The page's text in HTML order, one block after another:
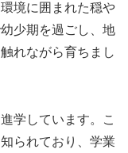
境に囲まれた穏や
少期を過ごし、地
れながら育ちまし
学しています。こ
られており、学業